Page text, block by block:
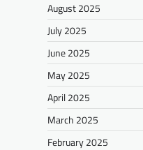
August 2025
July 2025
June 2025
May 2025
April 2025
March 2025
February 2025